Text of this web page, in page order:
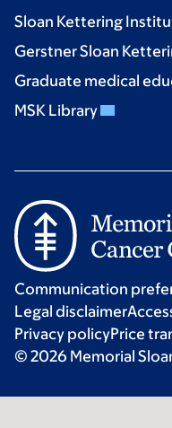
Sloan Kettering
Gerstner Sloan
Graduate medical
MSK Library
Communication
Legal disclaimer
Privacy policyPrice
© 2026 Memorial